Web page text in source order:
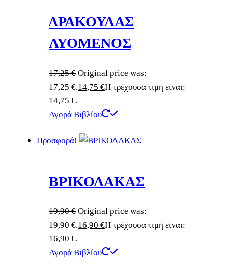
ΔΡΑΚΟΥΛΑΣ
ΛΥΟΜΕΝΟΣ
17,25€ Original price was:
17,25 €.14,75 €Η τρέχουσα τιμή είναι:
14,75 €.
Αγορά Βιβλίου
Προσφορά!
ΒΡΙΚΟΛΑΚΑΣ
19,90€ Original price was:
19,90 €.16,90 €Η τρέχουσα τιμή είναι:
16,90 €.
Αγορά Βιβλίου